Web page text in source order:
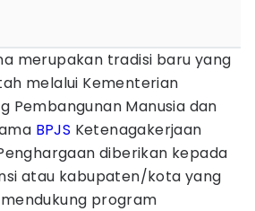
merupakan tradisi baru yang
melalui Kementerian
Pembangunan Manusia dan
BPJS Ketenagakerjaan
diberikan kepada
atau kabupaten/kota yang
program